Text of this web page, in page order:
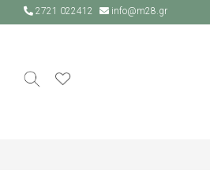
2721 022412 info@m28.gr